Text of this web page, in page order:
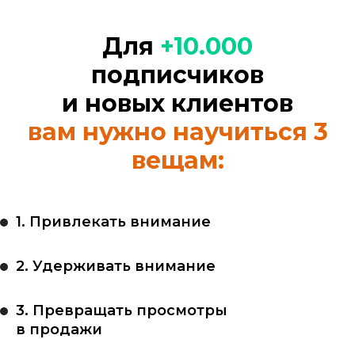
Для +10.000
подписчиков
и новых клиентов
вам нужно научиться 3
вещам:
1. Привлекать внимание
2. Удерживать внимание
3. Превращать просмотры
в продажи